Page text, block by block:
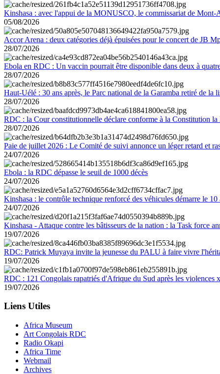
Kinshasa : avec l'appui de la MONUSCO, le commissariat de Mont-
05/08/2026
Accor Arena : deux catégories déjà épuisées pour le concert de JB
28/07/2026
Ebola en RDC : Un vaccin pourrait être disponible dans deux à
28/07/2026
Haut-Uélé : 30 ans après, le Parc national de la Garamba retiré de la
28/07/2026
RDC : la Cour constitutionnelle déclare conforme à la Constitution la
28/07/2026
Paie de juillet 2026 : Le Comité de suivi annonce un léger retard et
24/07/2026
Ebola : la RDC dépasse le seuil de 1000 décès
24/07/2026
Kinshasa : le contrôle technique renforcé des véhicules démarre le 10
24/07/2026
Kinshasa - Attaque contre les bâtisseurs de la nation : la Task force
19/07/2026
RDC: Patrick Muyaya invite la jeunesse du PALU à faire vivre
19/07/2026
RDC : 121 Congolais rapatriés d'Afrique du Sud après les violences
19/07/2026
Liens Utiles
Africa Museum
Art Congolais RDC
Radio Okapi
Africa Time
Webmail
Archives